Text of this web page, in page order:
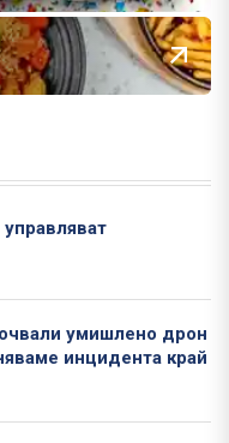
умишлено дрон
инцидента край